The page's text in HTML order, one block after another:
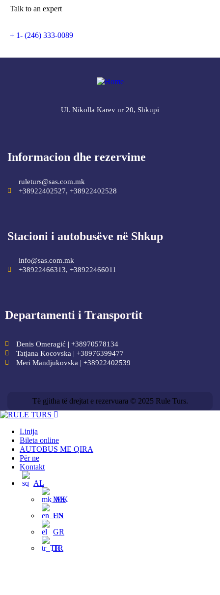
Talk to an expert
+ 1- (246) 333-0089
Ul. Nikolla Karev nr 20, Shkupi
Informacion dhe rezervime
ruleturs@sas.com.mk
+38922402527, +38922402528
Stacioni i autobusëve në Shkup
info@sas.com.mk
+38922466313, +38922466011
Departamenti i Transportit
Denis Omeragić | +38970578134
Tatjana Kocovska | +38976399477
Meri Mandjukovska | +38922402539
Të gjitha të drejtat e rezervuara © 2025 Rule Turs.
Linija
Bileta online
AUTOBUS ME QIRA
Për ne
Kontakt
AL
MK
EN
GR
TR